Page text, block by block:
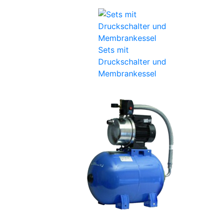
Sets mit
Druckschalter und
Membrankessel